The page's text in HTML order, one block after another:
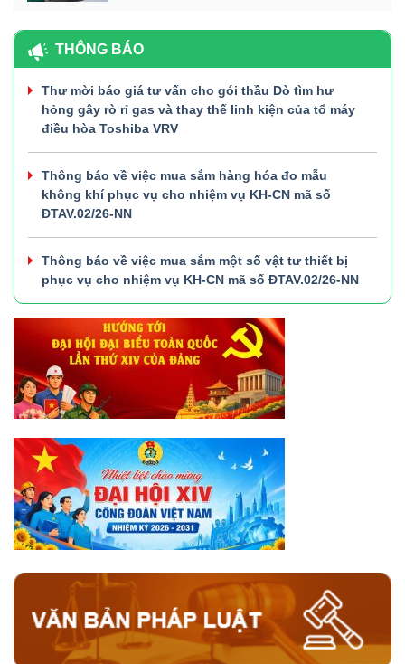
THÔNG BÁO
Thư mời báo giá tư vấn cho gói thầu Dò tìm hư
hỏng gây rò rỉ gas và thay thế linh kiện của tổ máy
điều hòa Toshiba VRV
Thông báo về việc mua sắm hàng hóa đo mẫu
không khí phục vụ cho nhiệm vụ KH-CN mã số
ĐTAV.02/26-NN
Thông báo về việc mua sắm một số vật tư thiết bị
phục vụ cho nhiệm vụ KH-CN mã số ĐTAV.02/26-NN